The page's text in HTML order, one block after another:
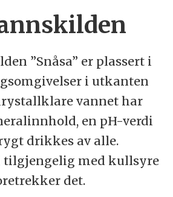
”Snåsa” er plassert i
i utkanten
vannet har
en pH-verdi
drikkes av alle.
tilgjengelig med kullsyre
det.